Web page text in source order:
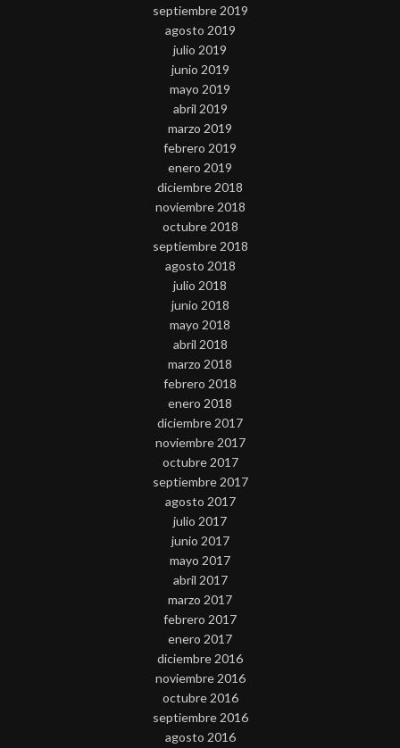
septiembre 2019
agosto 2019
julio 2019
junio 2019
mayo 2019
abril 2019
marzo 2019
febrero 2019
enero 2019
diciembre 2018
noviembre 2018
octubre 2018
septiembre 2018
agosto 2018
julio 2018
junio 2018
mayo 2018
abril 2018
marzo 2018
febrero 2018
enero 2018
diciembre 2017
noviembre 2017
octubre 2017
septiembre 2017
agosto 2017
julio 2017
junio 2017
mayo 2017
abril 2017
marzo 2017
febrero 2017
enero 2017
diciembre 2016
noviembre 2016
octubre 2016
septiembre 2016
agosto 2016